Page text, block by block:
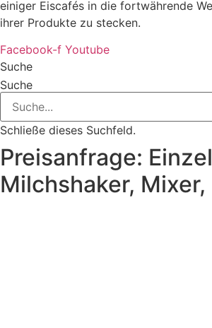
einiger Eiscafés in die fortwährende
ihrer Produkte zu stecken.
Facebook-f Youtube
Suche
Suche
Schließe dieses Suchfeld.
Preisanfrage:
Milchshaker,